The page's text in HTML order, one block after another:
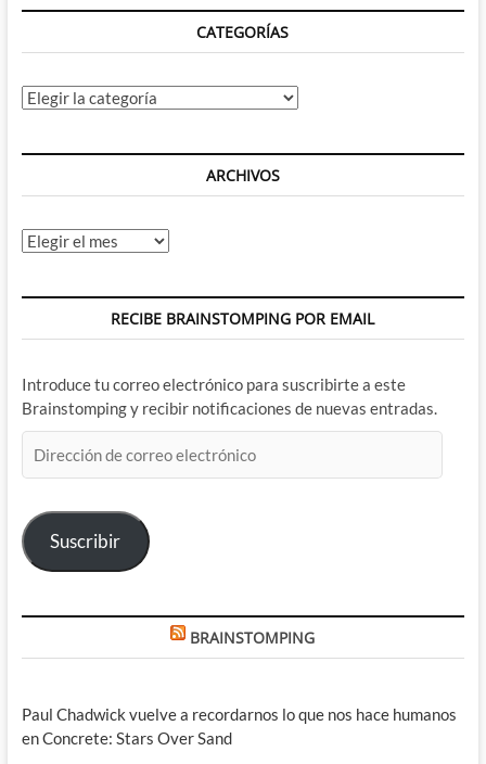
CATEGORÍAS
Categorías
ARCHIVOS
Archivos
RECIBE BRAINSTOMPING POR EMAIL
Introduce tu correo electrónico para suscribirte a este
Brainstomping y recibir notificaciones de nuevas entradas.
de
electrónico
Suscribir
BRAINSTOMPING
Paul Chadwick vuelve a recordarnos lo que nos hace humanos
en Concrete: Stars Over Sand